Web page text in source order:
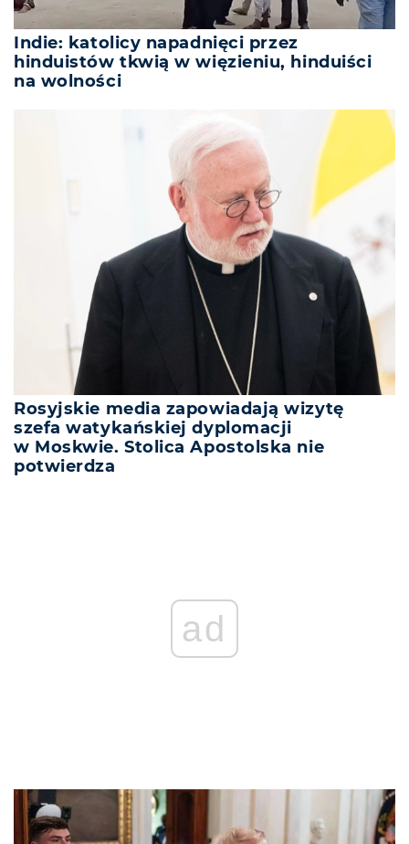
Indie: katolicy napadnięci przez
hinduistów tkwią w więzieniu, hinduiści
na wolności
Rosyjskie media zapowiadają wizytę
szefa watykańskiej dyplomacji
w Moskwie. Stolica Apostolska nie
potwierdza
ad